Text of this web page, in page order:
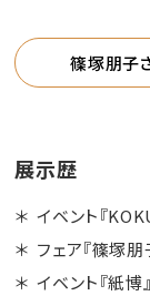
篠塚朋子
展示歴
イベント『
フェア『篠塚
イベント『紙博